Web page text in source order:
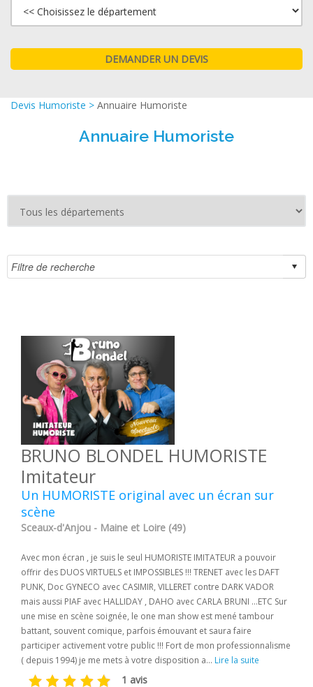
Devis Humoriste > Annuaire Humoriste
Annuaire Humoriste
BRUNO BLONDEL HUMORISTE
Imitateur
Un HUMORISTE original avec un écran sur
scène
Sceaux-d'Anjou - Maine et Loire (49)
Avec mon écran , je suis le seul HUMORISTE IMITATEUR a pouvoir
offrir des DUOS VIRTUELS et IMPOSSIBLES !!! TRENET avec les DAFT
PUNK, Doc GYNECO avec CASIMIR, VILLERET contre DARK VADOR
mais aussi PIAF avec HALLIDAY , DAHO avec CARLA BRUNI ...ETC Sur
une mise en scène soignée, le one man show est mené tambour
battant, souvent comique, parfois émouvant et saura faire
participer activement votre public !!! Fort de mon professionnalisme
( depuis 1994) je me mets à votre disposition a... Lire la suite
1 avis